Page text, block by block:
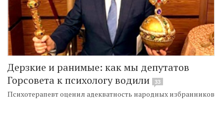
Дерзкие и ранимые: как мы депутатов
Горсовета к психологу водили
33
Психотерапевт оценил адекватность народных избранников